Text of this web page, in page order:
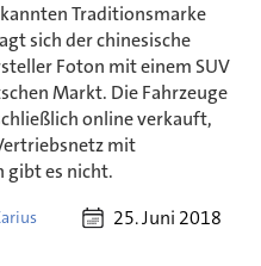
Traditionsmarke
sich der chinesische
Foton mit einem SUV
Markt. Die Fahrzeuge
online verkauft,
mit
gibt es nicht.
25. Juni 2018